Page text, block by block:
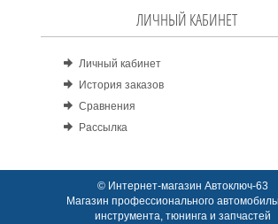
ЛИЧНЫЙ КАБИНЕТ
Личный кабинет
История заказов
Сравнения
Рассылка
© Интернет-магазин Автоключ-63
Магазин профессионального
инструмента, тюнинга и запчастей